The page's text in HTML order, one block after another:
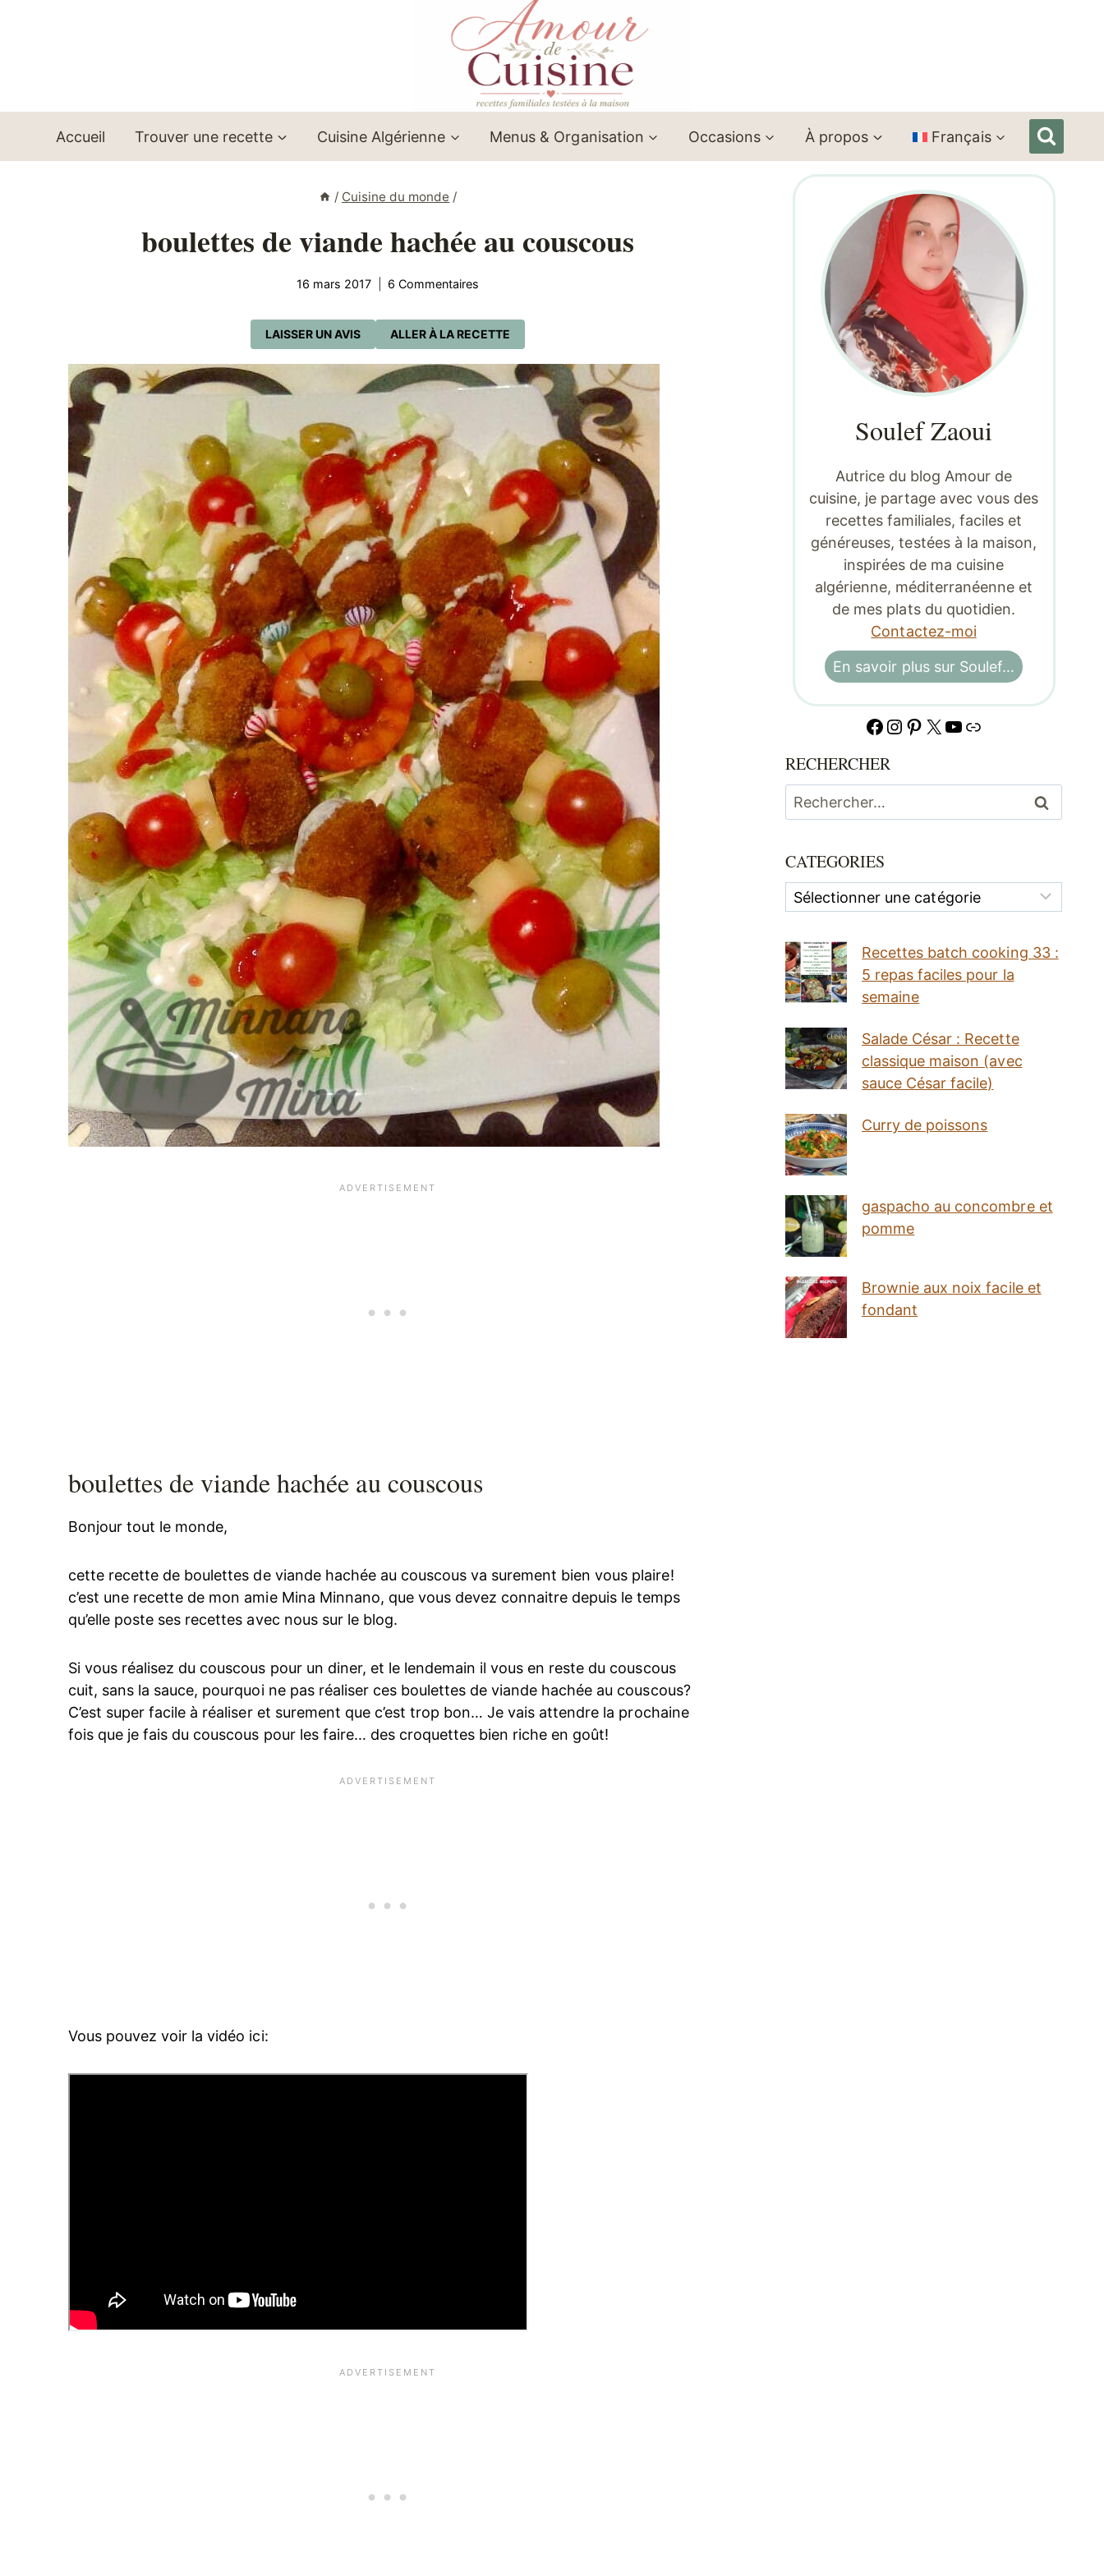
Accueil Trouver une recette Cuisine Algérienne Menus & Organisation Occasions À propos Français
/ Cuisine du monde /
boulettes de viande hachée au couscous
16 mars 2017 6 Commentaires
ALLER À LA RECETTE
LAISSER UN AVIS
boulettes de viande hachée au couscous
Bonjour tout le monde,
cette recette de boulettes de viande hachée au couscous va surement bien vous plaire!
c’est une recette de mon amie Mina Minnano, que vous devez connaitre depuis le temps
qu’elle poste ses recettes avec nous sur le blog.
Si vous réalisez du couscous pour un diner, et le lendemain il vous en reste du couscous
cuit, sans la sauce, pourquoi ne pas réaliser ces boulettes de viande hachée au couscous?
C’est super facile à réaliser et surement que c’est trop bon… Je vais attendre la prochaine
fois que je fais du couscous pour les faire… des croquettes bien riche en goût!
Vous pouvez voir la vidéo ici:
Soulef Zaoui
Autrice du blog Amour de
cuisine, je partage avec vous des
recettes familiales, faciles et
généreuses, testées à la maison,
inspirées de ma cuisine
algérienne, méditerranéenne et
de mes plats du quotidien.
Contactez-moi
En savoir plus sur Soulef…
Facebook
Instagram
Pinterest
X YouTube
Lien
RECHERCHER
Rechercher :
CATEGORIES
Categories
Recettes batch cooking 33 :
5 repas faciles pour la
semaine
Salade César : Recette
classique maison (avec
sauce César facile)
Curry de poissons
gaspacho au concombre et
pomme
Brownie aux noix facile et
fondant